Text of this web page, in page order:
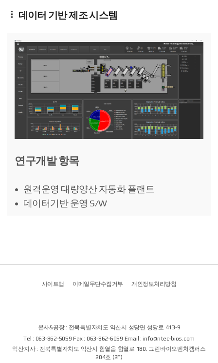
데이터 기반 제조 시스템
연구개발 항목
원격운영 대량양산 자동화 플랜트
데이터기반 운영 S/W
사이트맵 이메일무단수집거부 개인정보처리방침
본사&공장 : 전북특별자치도 익산시 성당면 성당로 413-9
Tel : 063-862-5059 Fax : 063-862-6059 Email : info@ntec-bios.com
익산지사 : 전북특별자치도 익산시 함열읍 함열로 180, 그린바이오벤처캠퍼스
204호 (2F)